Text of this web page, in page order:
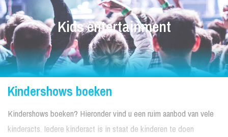
Kids entertainment
Kindershows boeken
Kindershows boeken? Hieronder vind u een ruim aanbod van vele
kinderacts. Iedere kinderact is in staat de kinderen te doen